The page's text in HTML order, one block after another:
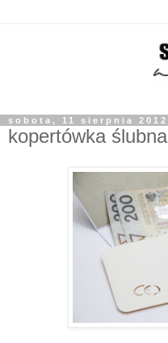
sobota, 11 sierpnia 2012
kopertówka ślubna